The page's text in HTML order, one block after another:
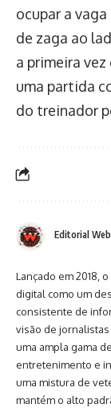
ocupar a
de zaga ao
a primeira
uma partida
do treinador
Editorial
Lançado em 2018,
digital como um
consistente de
visão de
uma ampla gama
entretenimento e
uma mistura de
mantém o alto